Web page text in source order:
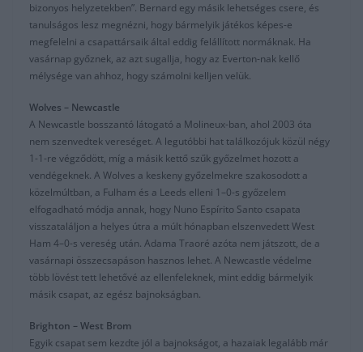
bizonyos helyzetekben”. Bernard egy másik lehetséges csere, és
tanulságos lesz megnézni, hogy bármelyik játékos képes-e
megfelelni a csapattársaik által eddig felállított normáknak. Ha
vasárnap győznek, az azt sugallja, hogy az Everton-nak kellő
mélysége van ahhoz, hogy számolni kelljen velük.
Wolves – Newcastle
A Newcastle bosszantó látogató a Molineux-ban, ahol 2003 óta
nem szenvedtek vereséget. A legutóbbi hat találkozójuk közül négy
1-1-re végződött, míg a másik kettő szűk győzelmet hozott a
vendégeknek. A Wolves a keskeny győzelmekre szakosodott a
közelmúltban, a Fulham és a Leeds elleni 1–0-s győzelem
elfogadható módja annak, hogy Nuno Espírito Santo csapata
visszataláljon a helyes útra a múlt hónapban elszenvedett West
Ham 4–0-s vereség után. Adama Traoré azóta nem játszott, de a
vasárnapi összecsapáson hasznos lehet. A Newcastle védelme
több lövést tett lehetővé az ellenfeleknek, mint eddig bármelyik
másik csapat, az egész bajnokságban.
Brighton – West Brom
Egyik csapat sem kezdte jól a bajnokságot, a hazaiak legalább már